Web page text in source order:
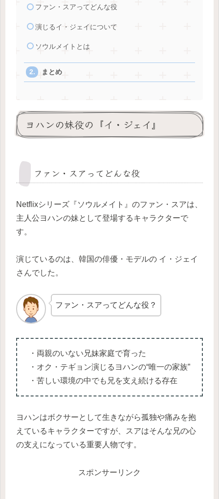
ファン・スアってどんな役
演じるイ・ジェイについて
ソウルメイトとは
まとめ
ヨハンの妹役の『イ・ジェイ』
ファン・スアってどんな役
Netflixシリーズ『ソウルメイト』のファン・スアは、
主人公ヨハンの妹として登場するキャラクターで
す。
演じているのは、韓国の俳優・モデルの イ・ジェイ
さんでした。
ファン・スアってどんな役？
・両親のいない兄妹家庭で育った
・オク・テギョン演じるヨハンの“唯一の家族”
・苦しい環境の中でも兄を支え続ける存在
ヨハンはボクサーとして生きながら孤独や痛みを抱
えているキャラクターですが、スアはそんな兄の心
の支えになっている重要人物です。
スポンサーリンク